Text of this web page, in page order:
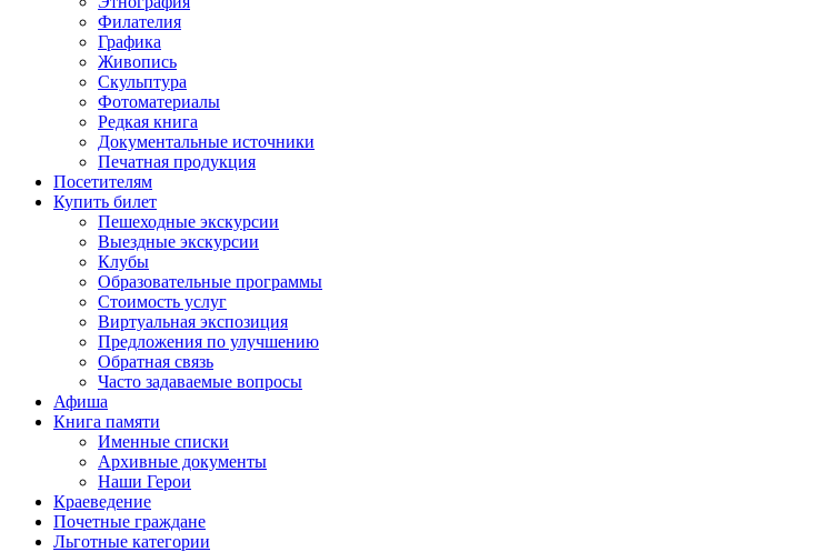
Филателия
Графика
Живопись
Скульптура
Фотоматериалы
Редкая книга
Документальные источники
Печатная продукция
Посетителям
Купить билет
Пешеходные экскурсии
Выездные экскурсии
Клубы
Образовательные программы
Стоимость услуг
Виртуальная экспозиция
Предложения по улучшению
Обратная связь
Часто задаваемые вопросы
Афиша
Книга памяти
Именные списки
Архивные документы
Наши Герои
Краеведение
Почетные граждане
Льготные категории